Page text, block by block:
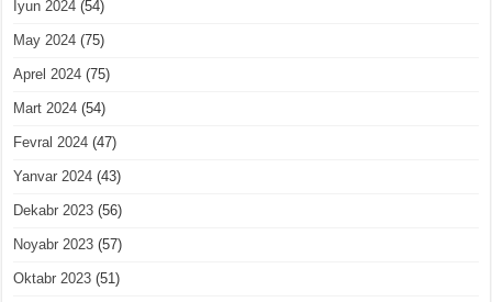
Iyun 2024 (54)
May 2024 (75)
Aprel 2024 (75)
Mart 2024 (54)
Fevral 2024 (47)
Yanvar 2024 (43)
Dekabr 2023 (56)
Noyabr 2023 (57)
Oktabr 2023 (51)